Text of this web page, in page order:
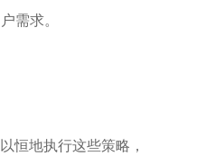
需求。
恒地执行这些策略，